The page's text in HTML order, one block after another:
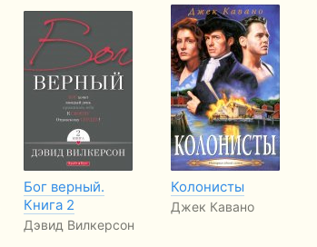
Бог верный.
Книга 2
Дэвид Вилкерсон
Колонисты
Джек Кавано